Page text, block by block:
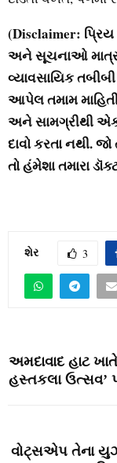
(Disclaimer:
અને સૂચનાઓ માત્ર
વ્યાવસાયિક
આપેલ તમામ
અને સામગ્રીથી
દાવો કરતા નથી.
તો હંમેશા તમારા
શેર 3
અમદાવાદ હાટ
હસ્તકલા ઉત્સવ’
વોટ્સએપ તેના